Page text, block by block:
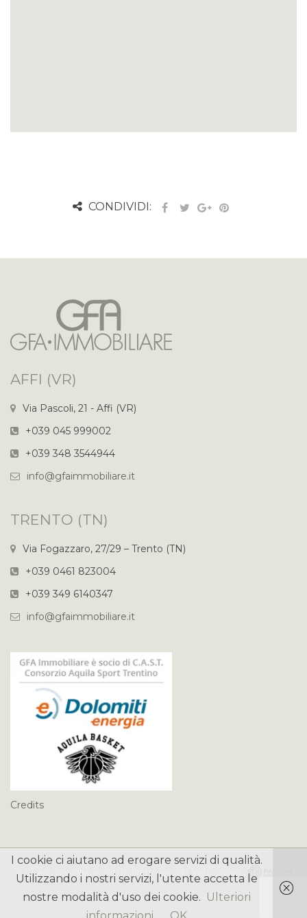
CONDIVIDI:
AFFI (VR)
Via Pascoli, 21 - Affi (VR)
+039 045 999002
+039 348 3544944
info@gfaimmobiliare.it
TRENTO (TN)
Via Fogazzaro, 27/29 – Trento (TN)
+039 0461 823004
+039 349 6140347
info@gfaimmobiliare.it
Credits
© GFA Immobiliare . Tutti i diritti riservati. Web design
Cookie Policy Privacy Policy
I cookie ci aiutano ad erogare servizi di qualità.
Utilizzando i nostri servizi, l'utente accetta le
nostre modalità d'uso dei cookie. Ulteriori